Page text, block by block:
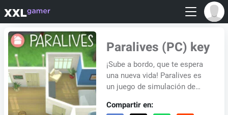
Paralives (PC) key
¡Sube a bordo, que te espera
una nueva vida! Paralives es
un juego de simulación de
animado elenco de habitantes
Compartir en: